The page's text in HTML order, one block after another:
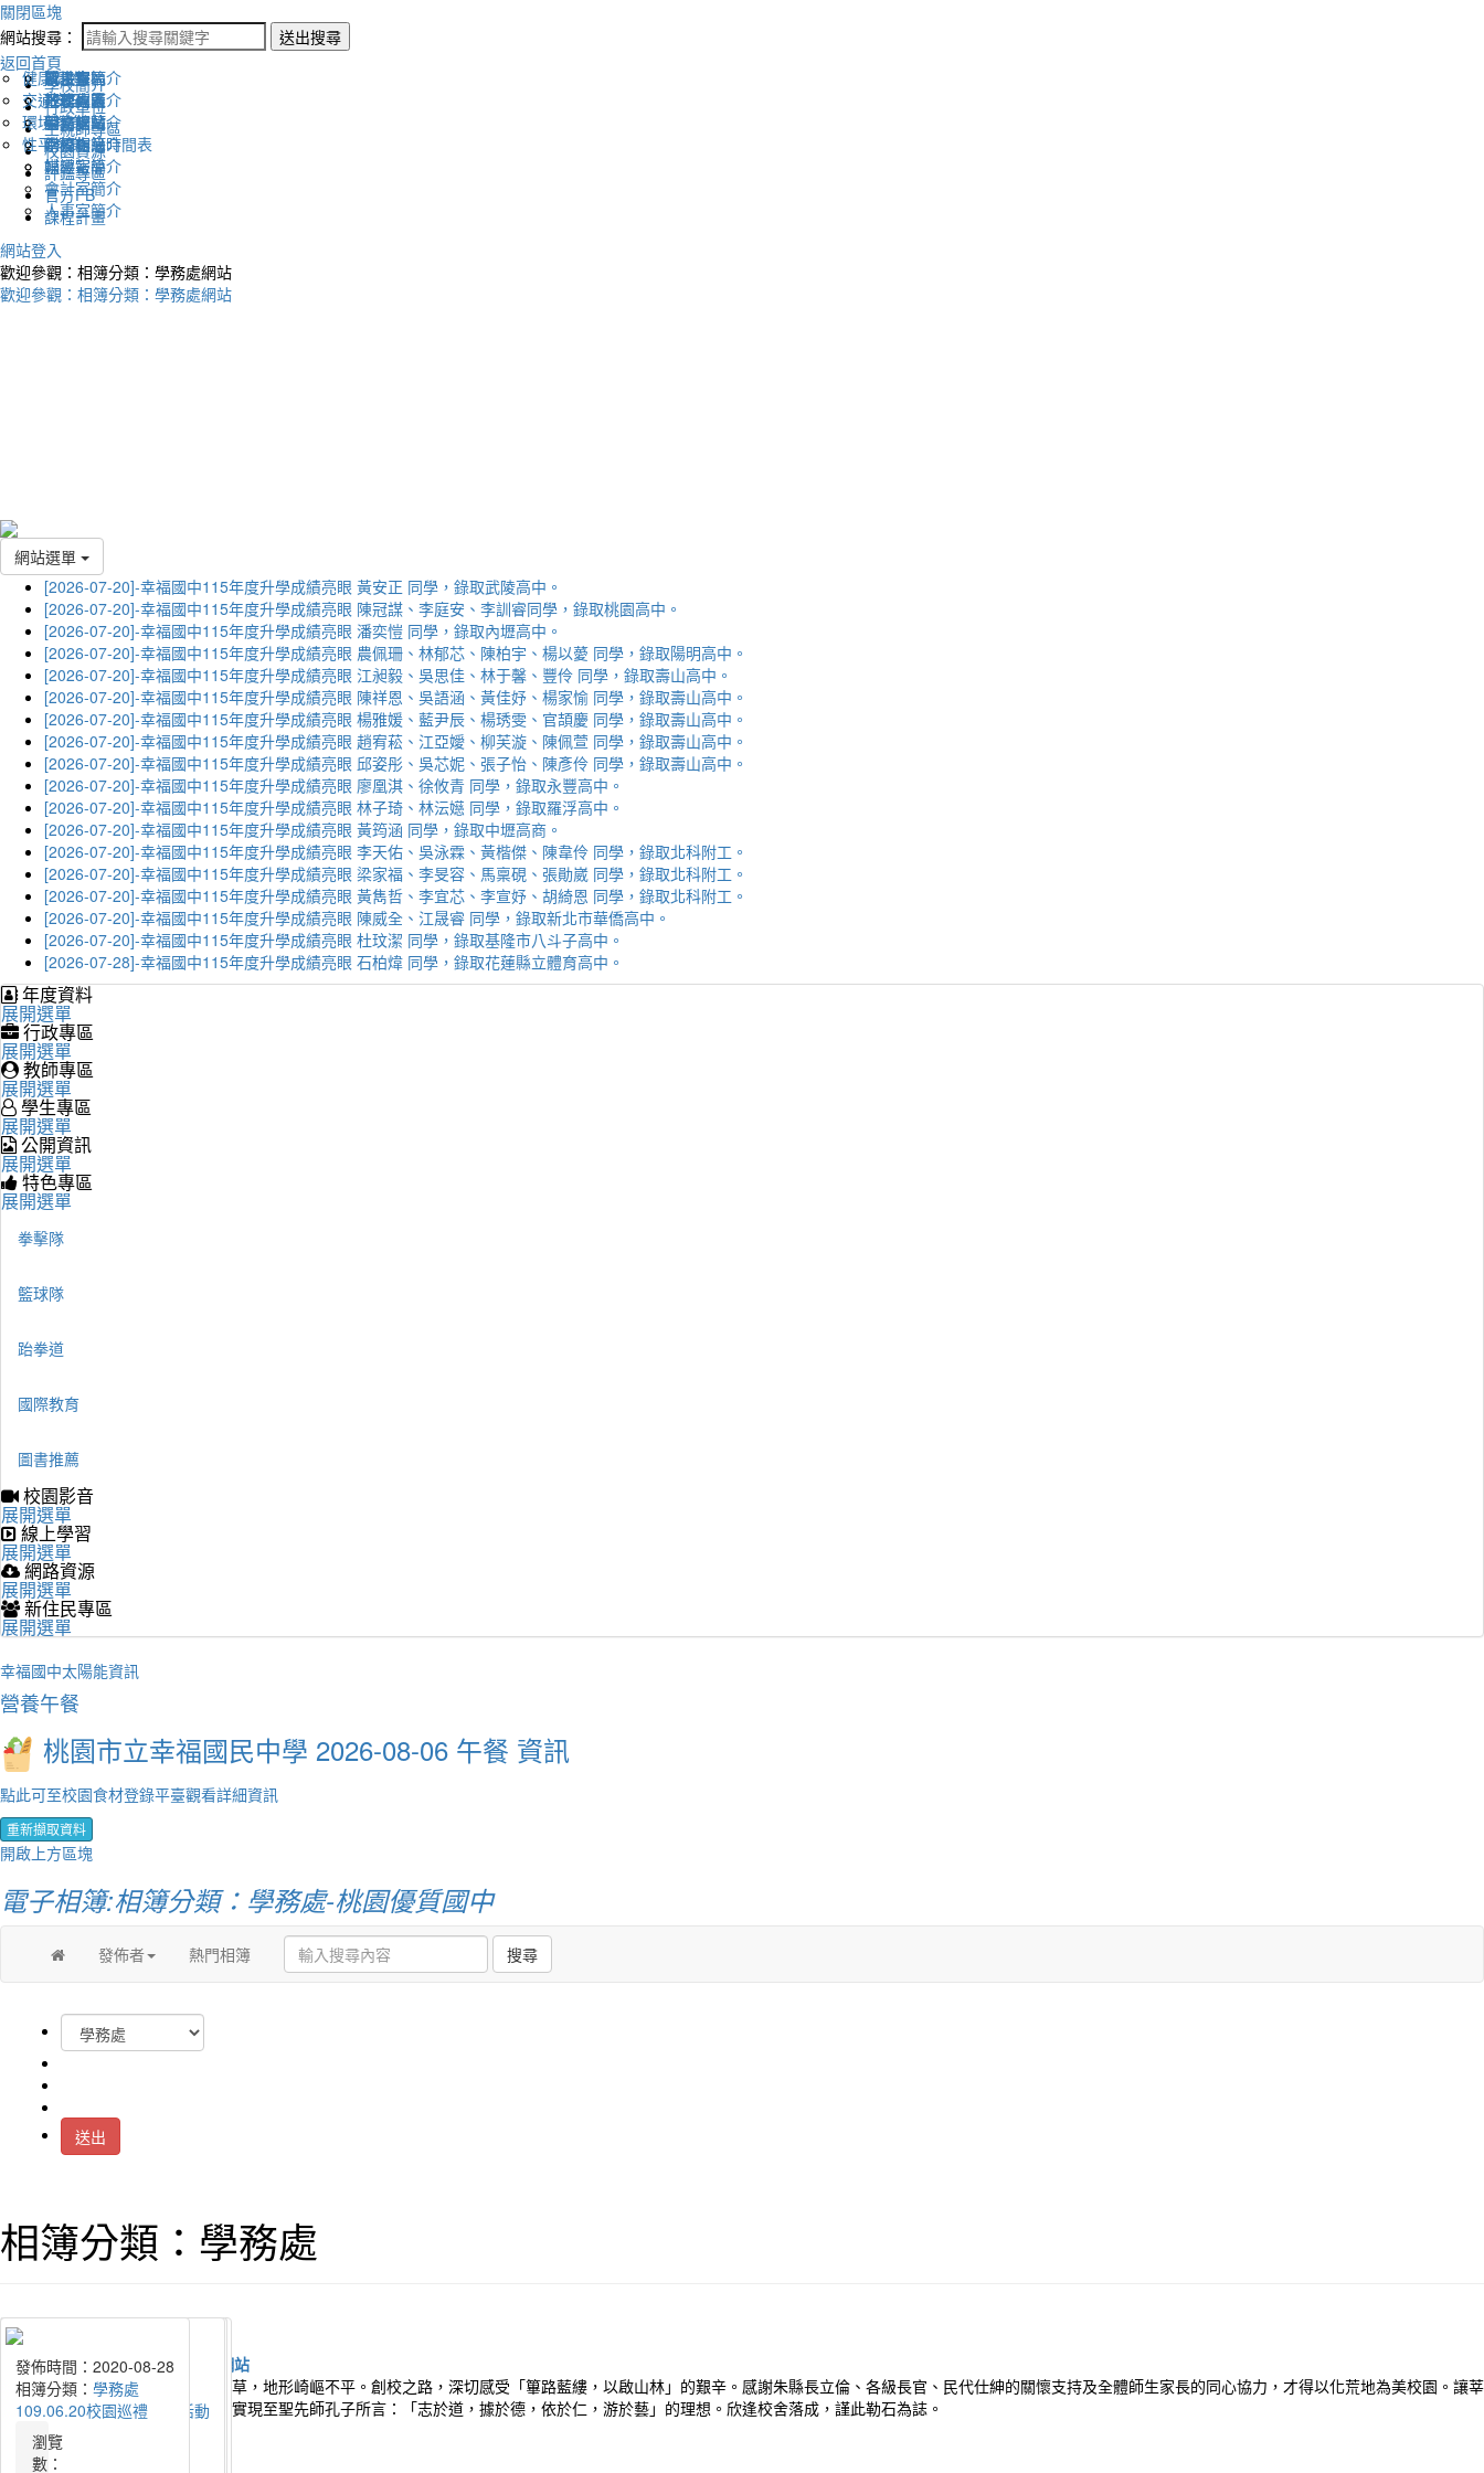
關閉區塊
網站搜尋：
送出搜尋
返回首頁
學校簡介
認識幸福
地理位置
英文網站
幸福相簿
媒體報導
行政單位
校長室簡介
教務處簡介
學務處簡介
總務處簡介
輔導室簡介
會計室簡介
人事室簡介
生親師專區
新生專區
升學專區
圖書館藏
學校作息時間表
校園資源
電子報
下載列表
評鑑專區
健康促進
交通安全
環境教育
性平教育
官方FB
課程計畫
網站登入
歡迎參觀：相簿分類：學務處網站
歡迎參觀：相簿分類：學務處網站
網站選單
[2026-07-20]-幸福國中115年度升學成績亮眼 黃安正 同學，錄取武陵高中。
[2026-07-20]-幸福國中115年度升學成績亮眼 陳冠謀、李庭安、李訓睿同學，錄取桃園高中。
[2026-07-20]-幸福國中115年度升學成績亮眼 潘奕愷 同學，錄取內壢高中。
[2026-07-20]-幸福國中115年度升學成績亮眼 農佩珊、林郁芯、陳柏宇、楊以薆 同學，錄取陽明高中。
[2026-07-20]-幸福國中115年度升學成績亮眼 江昶毅、吳思佳、林于馨、豐伶 同學，錄取壽山高中。
[2026-07-20]-幸福國中115年度升學成績亮眼 陳祥恩、吳語涵、黃佳妤、楊家愉 同學，錄取壽山高中。
[2026-07-20]-幸福國中115年度升學成績亮眼 楊雅媛、藍尹辰、楊琇雯、官頡慶 同學，錄取壽山高中。
[2026-07-20]-幸福國中115年度升學成績亮眼 趙宥菘、江亞嬡、柳芙漩、陳佩萱 同學，錄取壽山高中。
[2026-07-20]-幸福國中115年度升學成績亮眼 邱姿彤、吳芯妮、張子怡、陳彥伶 同學，錄取壽山高中。
[2026-07-20]-幸福國中115年度升學成績亮眼 廖凰淇、徐攸青 同學，錄取永豐高中。
[2026-07-20]-幸福國中115年度升學成績亮眼 林子琦、林沄嬨 同學，錄取羅浮高中。
[2026-07-20]-幸福國中115年度升學成績亮眼 黃筠涵 同學，錄取中壢高商。
[2026-07-20]-幸福國中115年度升學成績亮眼 李天佑、吳泳霖、黃楷傑、陳韋伶 同學，錄取北科附工。
[2026-07-20]-幸福國中115年度升學成績亮眼 梁家福、李旻容、馬稟硯、張勛崴 同學，錄取北科附工。
[2026-07-20]-幸福國中115年度升學成績亮眼 黃雋哲、李宜芯、李宣妤、胡綺恩 同學，錄取北科附工。
[2026-07-20]-幸福國中115年度升學成績亮眼 陳威全、江晟睿 同學，錄取新北市華僑高中。
[2026-07-20]-幸福國中115年度升學成績亮眼 杜玟潔 同學，錄取基隆市八斗子高中。
[2026-07-28]-幸福國中115年度升學成績亮眼 石柏煒 同學，錄取花蓮縣立體育高中。
年度資料
展開選單
行政專區
展開選單
教師專區
展開選單
學生專區
展開選單
公開資訊
展開選單
特色專區
展開選單
拳擊隊
籃球隊
跆拳道
國際教育
圖書推薦
校園影音
展開選單
線上學習
展開選單
網路資源
展開選單
新住民專區
展開選單
幸福國中太陽能資訊
營養午餐
桃園市立幸福國民中學 2026-08-06 午餐 資訊
點此可至校園食材登錄平臺觀看詳細資訊
重新擷取資料
開啟上方區塊
電子相簿:相簿分類：學務處-桃園優質國中
發佈者 熱門相簿 搜尋
送出
相簿分類：學務處
發佈時間：2025-06-05
相簿分類： 學務處
114.06.05畢業典禮精選
瀏覽
數：
發佈時間：2025-04-11
相簿分類： 學務處
114.03.29第20屆校慶運動會
瀏覽
數：
發佈時間：2024-06-11
相簿分類： 學務處
113.6.7畢業典禮精選
瀏覽
數：
發佈時間：2024-04-11
相簿分類： 學務處
1130403台大國際學伴相見歡
瀏覽
數：
發佈時間：2023-11-10
相簿分類： 學務處
112.11.04第19屆校慶運動會
瀏覽
數：
發佈時間：2023-06-12
相簿分類： 學務處
112.06.08校園巡禮
瀏覽
數：
發佈時間：2022-11-29
相簿分類： 學務處
111.11.05第18屆校慶運動會
瀏覽
數：
發佈時間：2022-06-08
相簿分類： 學務處
111.06.08校園巡禮
瀏覽
數：
發佈時間：2021-11-10
相簿分類： 學務處
110.11.06第17屆校慶運動會
瀏覽
數：
發佈時間：2020-11-09
相簿分類： 學務處
109.11.07第16屆校慶運動會
瀏覽
數：
發佈時間：2020-09-03
相簿分類： 學務處
109.09.03友善校園宣誓活動
瀏覽
數：
發佈時間：2020-08-28
相簿分類： 學務處
109.06.20校園巡禮
瀏覽
數：
桃園市幸福國中建校初始，荒煙蔓草，地形崎嶇不平。創校之路，深切感受「篳路藍縷，以啟山林」的艱辛。感謝朱縣長立倫、各級長官、民代仕紳的關懷支持及全體師生家長的同心協力，才得以化荒地為美校園。讓莘
莘學子們在這巍峨典雅的校園中，實現至聖先師孔子所言：「志於道，據於德，依於仁，游於藝」的理想。欣逢校舍落成，謹此勒石為誌。
流量統計